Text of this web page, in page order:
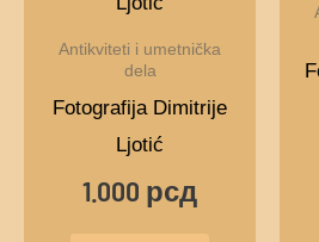
Antikviteti i umetnička
dela
Fotografija Dimitrije
Ljotić
1.000 рсд